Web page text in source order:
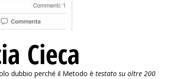
Cieca
dubbio perché il Metodo è testato su oltre 200